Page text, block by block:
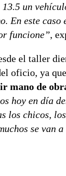
13.5 un
En este caso
funcione”,
el taller
oficio, ya
mano de
hoy en día
los chicos,
se van